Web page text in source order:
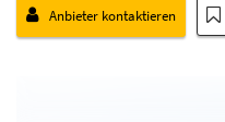
Anbieter kontaktieren